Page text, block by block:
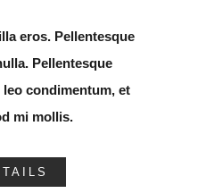
eros. Pellentesque
Pellentesque
condimentum, et
mi mollis.